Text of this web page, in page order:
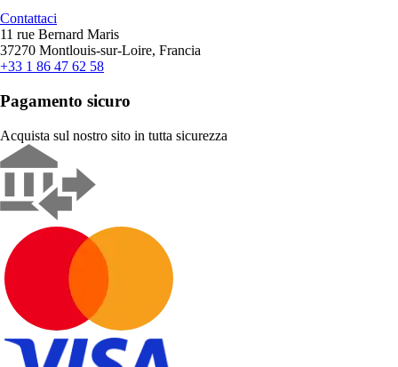
Contattaci
11 rue Bernard Maris
37270 Montlouis-sur-Loire, Francia
+33 1 86 47 62 58
Pagamento sicuro
Acquista sul nostro sito in tutta sicurezza